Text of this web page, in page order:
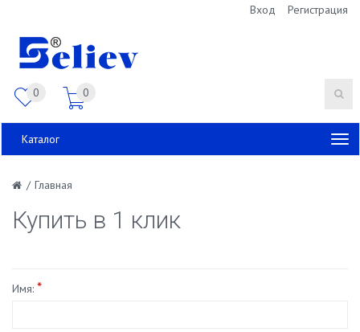
Вход Регистрация
0 0
Каталог
/ Главная
Купить в 1 клик
Имя: *